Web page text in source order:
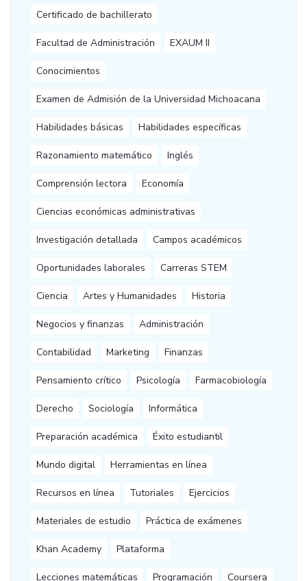
Certificado de bachillerato
Facultad de Administración EXAUM II
Conocimientos
Examen de Admisión de la Universidad Michoacana
Habilidades básicas Habilidades específicas
Razonamiento matemático Inglés
Comprensión lectora Economía
Ciencias económicas administrativas
Investigación detallada Campos académicos
Oportunidades laborales Carreras STEM
Ciencia Artes y Humanidades Historia
Negocios y finanzas Administración
Contabilidad Marketing Finanzas
Pensamiento crítico Psicología Farmacobiología
Derecho Sociología Informática
Preparación académica Éxito estudiantil
Mundo digital Herramientas en línea
Recursos en línea Tutoriales Ejercicios
Materiales de estudio Práctica de exámenes
Khan Academy Plataforma
Lecciones matemáticas Programación Coursera